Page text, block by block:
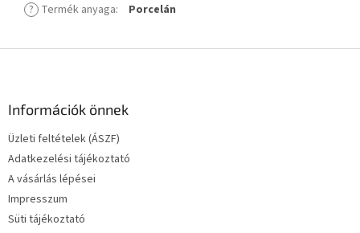
? Termék anyaga: Porcelán
Információk önnek
Üzleti feltételek (ÁSZF)
Adatkezelési tájékoztató
A vásárlás lépései
Impresszum
Süti tájékoztató